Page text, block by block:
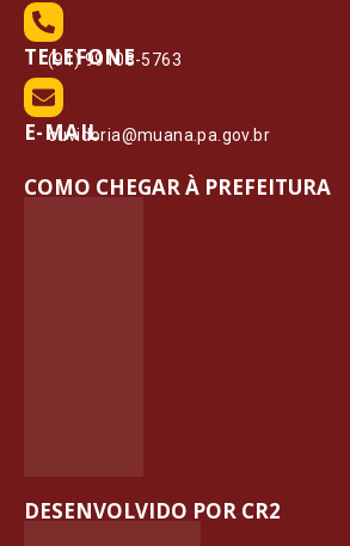
TELEFONE
(91) 99108-5763
E-MAIL
ouvidoria@muana.pa.gov.br
COMO CHEGAR À PREFEITURA
DESENVOLVIDO POR CR2